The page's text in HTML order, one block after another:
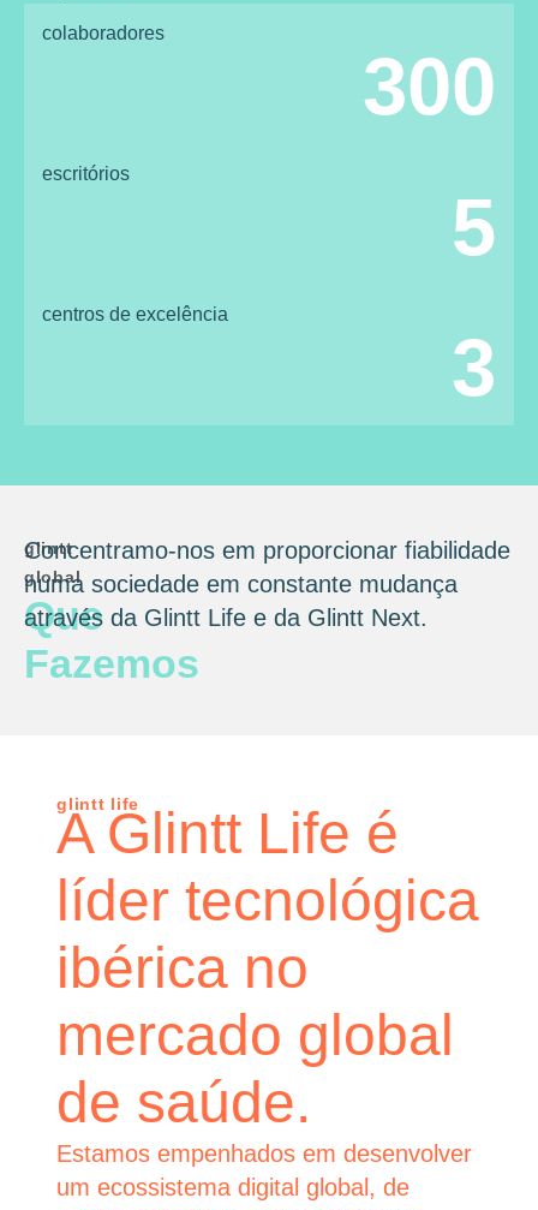
colaboradores
300
escritórios
5
centros de excelência
3
glintt
global
Que
Fazemos
Concentramo-nos em proporcionar fiabilidade
numa sociedade em constante mudança
através da Glintt Life e da Glintt Next.
glintt life
A Glintt Life é
líder tecnológica
ibérica no
mercado global
de saúde.
Estamos empenhados em desenvolver
um ecossistema digital global, de